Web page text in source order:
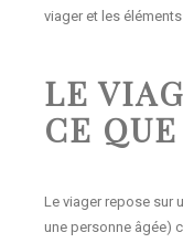
viager et les éléments
LE
CE QUE
Le viager repose sur
une personne âgée)